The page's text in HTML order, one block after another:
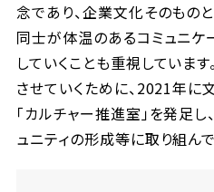
念であり、企業文化そのもの
同士が体温のあるコミュニケ
していくことも重視していま
させていくために、2021年
「カルチャー推進室」を発足
ュニティの形成等に取り組んで